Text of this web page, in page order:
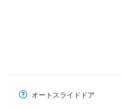
オートスライドドア